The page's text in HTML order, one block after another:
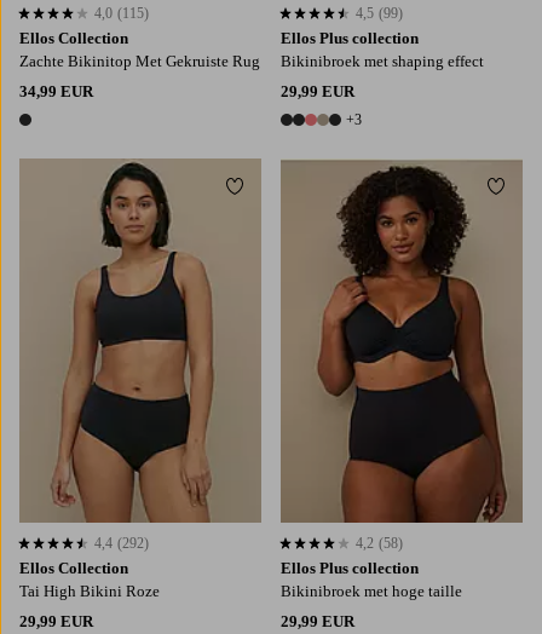
Ellos Collection
Zachte Bikinitop Met Gekruiste Rug
34,99 EUR
1 kleur
4,0 op basis van 115 beoordelingen
4,0 (115)
Ellos Plus collection
Bikinibroek met shaping effect
29,99 EUR
8 kleuren
+3
4,5 op basis van 99 beoordelingen
4,5 (99)
Ellos Collection
Tai High Bikini Roze
29,99 EUR
4,4 op basis van 292 beoordelingen
4,4 (292)
Toevoegen aan favorieten
Ellos Plus collection
Bikinibroek met hoge taille
29,99 EUR
4,2 op basis van 58 beoordelingen
4,2 (58)
2XL3XL